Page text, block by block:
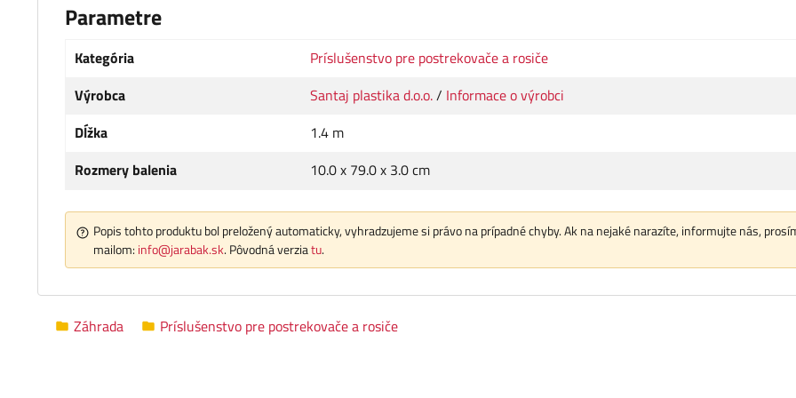
Parametre
Kategória
Príslušenstvo pre postrekovače a rosiče
Výrobca
Santaj plastika d.o.o./ Informace o výrobci
Dĺžka
1.4 m
Rozmery balenia
10.0 x 79.0 x 3.0 cm
Popis tohto produktu bol preložený automaticky, vyhradzujeme si právo na prípadné chyby. Ak na nejaké narazíte, informujte nás,
mailom: info@jarabak.sk. Pôvodná verziatu.
Záhrada Príslušenstvo pre postrekovače a rosiče